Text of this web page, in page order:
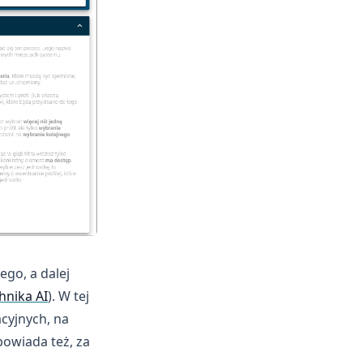
a dalej
AI). W tej
na
też, za